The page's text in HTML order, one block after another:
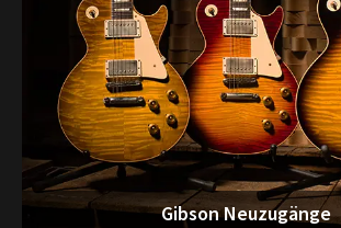
Gibson Neuzugänge